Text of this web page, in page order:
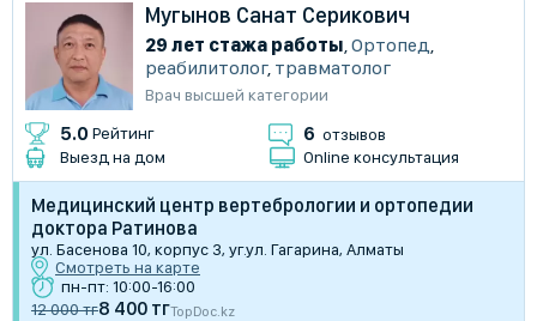
Мугынов Санат Серикович
29 лет стажа работы Ортопед
реабилитолог, травматолог
Врач высшей категории
5.0 Рейтинг 6 отзывов
Выезд на дом
Online консультация
Медицинский центр вертебрологии и ортопедии
доктора Ратинова
ул. Басенова 10, корпус 3, уг.ул. Гагарина, Алматы
Смотреть на карте
пн-пт: 10:00-16:00
12 000 тг8 400 тгTopDoc.kz